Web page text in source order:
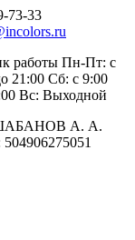
73-33
работы Пн-Пт: с
21:00 Сб: с 9:00
Вс: Выходной
А. А.